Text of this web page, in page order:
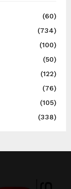
(60)
(734)
(100)
(50)
(122)
(76)
(105)
(338)